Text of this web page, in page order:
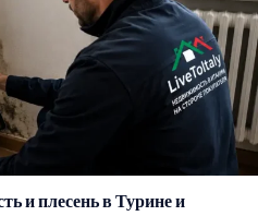
и плесень в Турине и